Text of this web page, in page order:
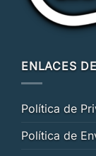
ENLACES
Política de
Política de